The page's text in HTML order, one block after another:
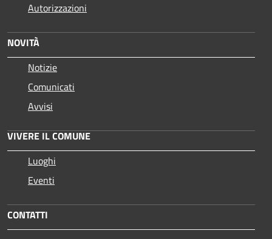
Autorizzazioni
NOVITÀ
Notizie
Comunicati
Avvisi
VIVERE IL COMUNE
Luoghi
Eventi
CONTATTI